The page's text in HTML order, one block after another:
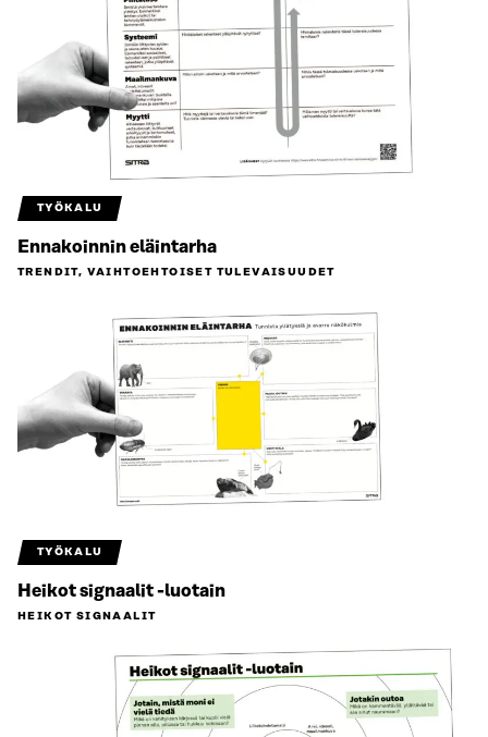
TYÖKALU
Ennakoinnin eläintarha
TRENDIT, VAIHTOEHTOISET TULEVAISUUDET
TYÖKALU
Heikot signaalit -luotain
HEIKOT SIGNAALIT